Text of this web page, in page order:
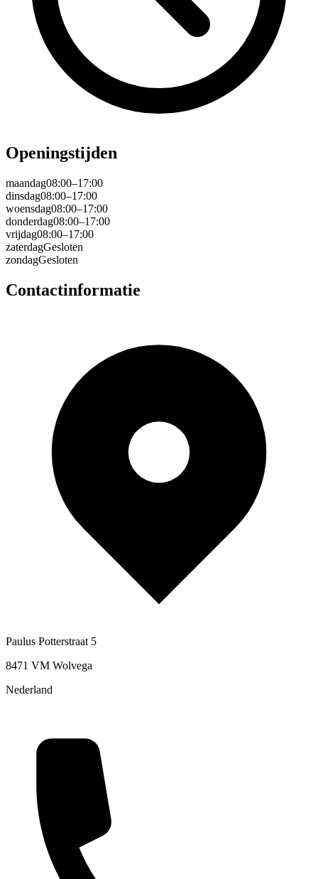
Openingstijden
maandag08:00–17:00
dinsdag08:00–17:00
woensdag08:00–17:00
donderdag08:00–17:00
vrijdag08:00–17:00
zaterdagGesloten
zondagGesloten
Contactinformatie
Paulus Potterstraat 5
8471 VM Wolvega
Nederland